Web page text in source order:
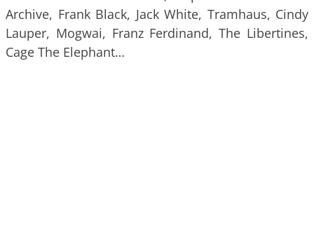
Archive, Frank Black, Jack White, Tramhaus, Cindy
Lauper, Mogwai, Franz Ferdinand, The Libertines,
Cage The Elephant…